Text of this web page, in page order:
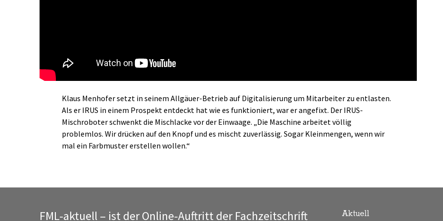
Klaus Menhofer setzt in seinem Allgäuer-Betrieb auf Digitalisierung um Mitarbeiter zu entlasten.
Als er IRUS in einem Prospekt entdeckt hat wie es funktioniert, war er angefixt. Der IRUS-
Mischroboter schwenkt die Mischlacke vor der Einwaage. „Die Maschine arbeitet völlig
problemlos. Wir drücken auf den Knopf und es mischt zuverlässig. Sogar Kleinmengen, wenn wir
mal ein Farbmuster erstellen wollen.“
FML-aktuell – ist der Online-Auftritt der Fachzeitschrift
Aktuell